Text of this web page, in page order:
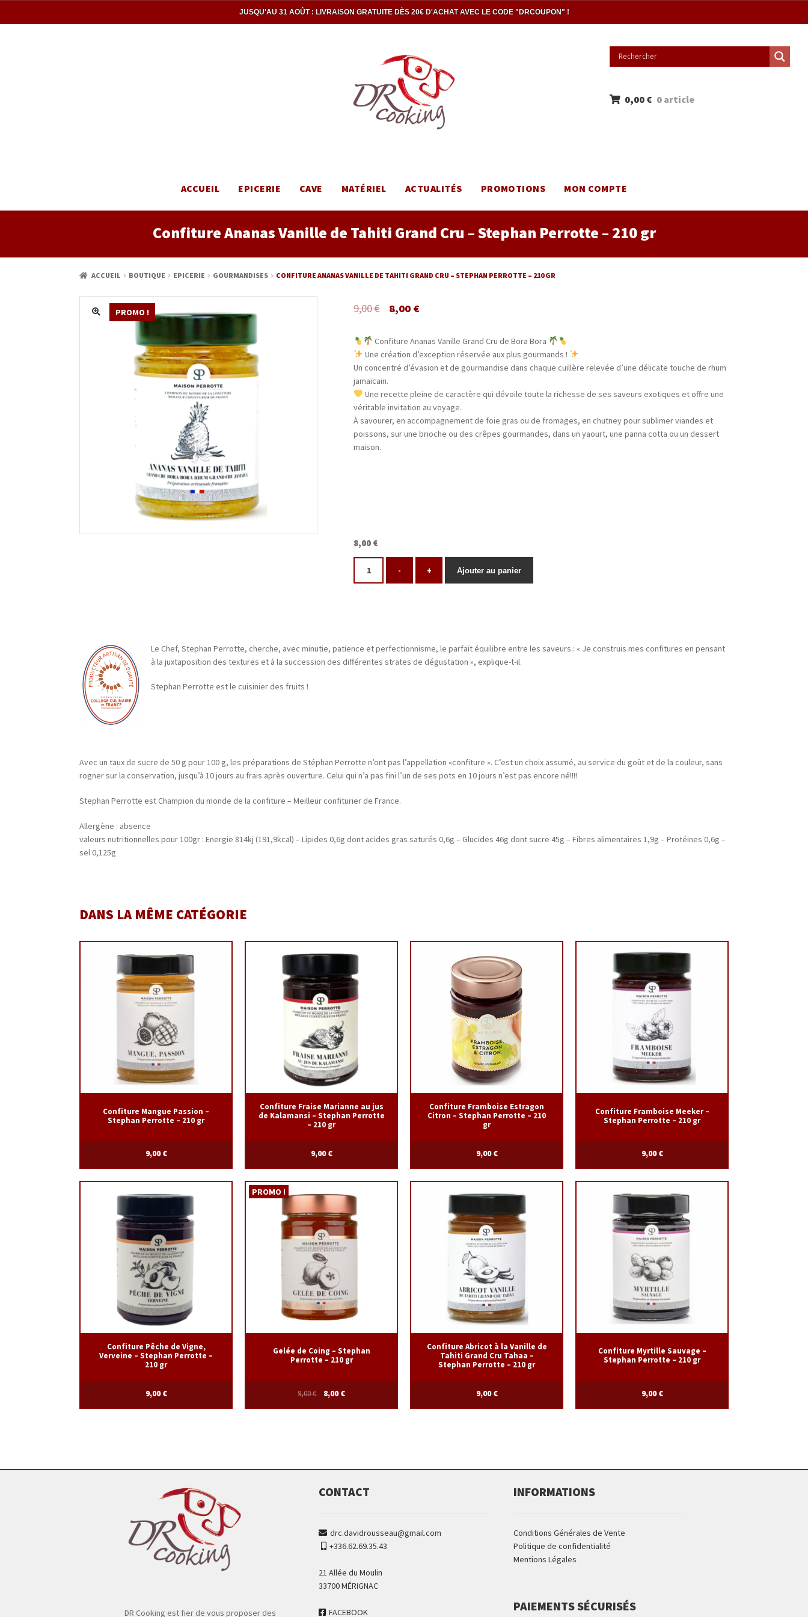
JUSQU'AU 31 AOÛT : LIVRAISON GRATUITE DÈS 20€ D'ACHAT AVEC LE CODE "DRCOUPON" !
ACCUEIL EPICERIE CAVE MATÉRIEL ACTUALITÉS PROMOTIONS MON COMPTE
0,00 € 0 article
Confiture Ananas Vanille de Tahiti Grand Cru – Stephan Perrotte – 210 gr
ACCUEIL BOUTIQUE EPICERIE GOURMANDISES CONFITURE ANANAS VANILLE DE TAHITI GRAND CRU – STEPHAN PERROTTE – 210 GR
PROMO ! 9,00€ 8,00 €
Confiture Ananas Vanille Grand Cru de Bora Bora
Une création d’exception réservée aux plus gourmands !
Un concentré d’évasion et de gourmandise dans chaque cuillère relevée d’une délicate touche de rhum
jamaïcain.
Une recette pleine de caractère qui dévoile toute la richesse de ses saveurs exotiques et offre une
véritable invitation au voyage.
À savourer, en accompagnement de foie gras ou de fromages, en chutney pour sublimer viandes et
poissons, sur une brioche ou des crêpes gourmandes, dans un yaourt, une panna cotta ou un dessert
maison.
8,00 €
- + Ajouter au panier
Le Chef, Stephan Perrotte, cherche, avec minutie, patience et perfectionnisme, le parfait équilibre entre les saveurs.: « Je construis mes confitures en pensant
à la juxtaposition des textures et à la succession des différentes strates de dégustation », explique-t-il.
Stephan Perrotte est le cuisinier des fruits !
Avec un taux de sucre de 50 g pour 100 g, les préparations de Stéphan Perrotte n’ont pas l’appellation «confiture ». C’est un choix assumé, au service du goût et de la couleur, sans
rogner sur la conservation, jusqu’à 10 jours au frais après ouverture. Celui qui n’a pas fini l’un de ses pots en 10 jours n’est pas encore né!!!!
Stephan Perrotte est Champion du monde de la confiture – Meilleur confiturier de France.
Allergène : absence
valeurs nutritionnelles pour 100gr : Energie 814kj (191,9kcal) – Lipides 0,6g dont acides gras saturés 0,6g – Glucides 46g dont sucre 45g – Fibres alimentaires 1,9g – Protéines 0,6g –
sel 0,125g
DANS LA MÊME CATÉGORIE
Confiture Mangue Passion –
Stephan Perrotte – 210 gr
9,00€
Confiture Fraise Marianne au jus
de Kalamansi – Stephan Perrotte
– 210 gr
9,00€
Confiture Framboise Estragon
Citron – Stephan Perrotte – 210
gr
9,00€
Confiture Framboise Meeker –
Stephan Perrotte – 210 gr
9,00€
Confiture Pêche de Vigne,
Verveine – Stephan Perrotte –
210 gr
9,00€
Gelée de Coing – Stephan
Perrotte – 210 gr
PROMO !
9,00€ 8,00€
Confiture Abricot à la Vanille de
Tahiti Grand Cru Tahaa –
Stephan Perrotte – 210 gr
9,00€
Confiture Myrtille Sauvage –
Stephan Perrotte – 210 gr
9,00€
DR Cooking est fier de vous proposer des
CONTACT
drc.davidrousseau@gmail.com
+336.62.69.35.43
21 Allée du Moulin
33700 MÉRIGNAC
FACEBOOK
INFORMATIONS
Conditions Générales de Vente
Politique de confidentialité
Mentions Légales
PAIEMENTS SÉCURISÉS